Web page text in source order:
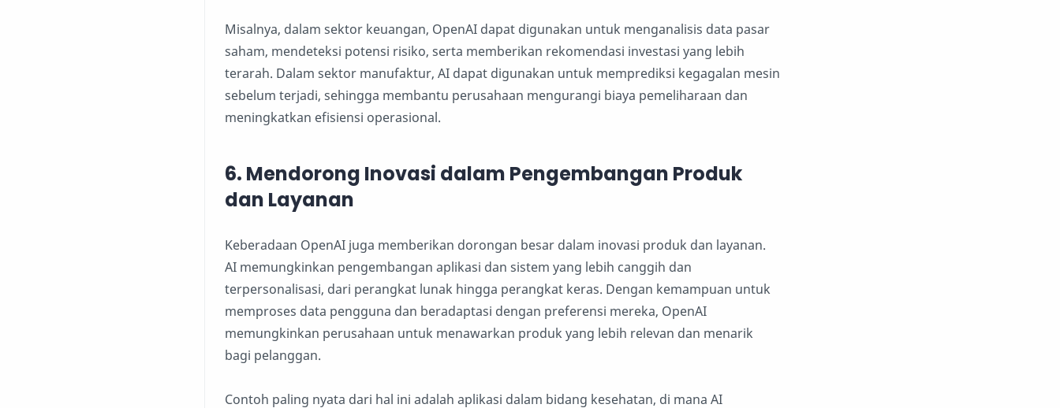
Misalnya, dalam sektor keuangan, OpenAI dapat digunakan untuk menganalisis data pasar
saham, mendeteksi potensi risiko, serta memberikan rekomendasi investasi yang lebih
terarah. Dalam sektor manufaktur, AI dapat digunakan untuk memprediksi kegagalan mesin
sebelum terjadi, sehingga membantu perusahaan mengurangi biaya pemeliharaan dan
meningkatkan efisiensi operasional.
6. Mendorong Inovasi dalam Pengembangan Produk
dan Layanan
Keberadaan OpenAI juga memberikan dorongan besar dalam inovasi produk dan layanan.
AI memungkinkan pengembangan aplikasi dan sistem yang lebih canggih dan
terpersonalisasi, dari perangkat lunak hingga perangkat keras. Dengan kemampuan untuk
memproses data pengguna dan beradaptasi dengan preferensi mereka, OpenAI
memungkinkan perusahaan untuk menawarkan produk yang lebih relevan dan menarik
bagi pelanggan.
Contoh paling nyata dari hal ini adalah aplikasi dalam bidang kesehatan, di mana AI